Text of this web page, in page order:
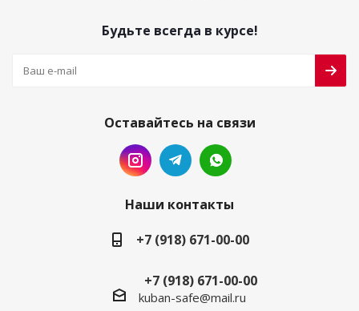
Будьте всегда в курсе!
Оставайтесь на связи
Наши контакты
+7 (918) 671-00-00
+7 (918) 671-00-00
kuban-safe@mail.ru